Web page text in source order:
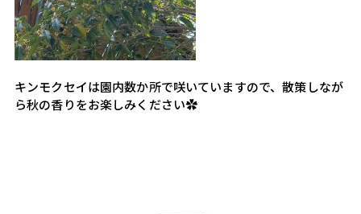
キンモクセイは園内数か所で咲いていますので、散策しなが
ら秋の香りをお楽しみください✿